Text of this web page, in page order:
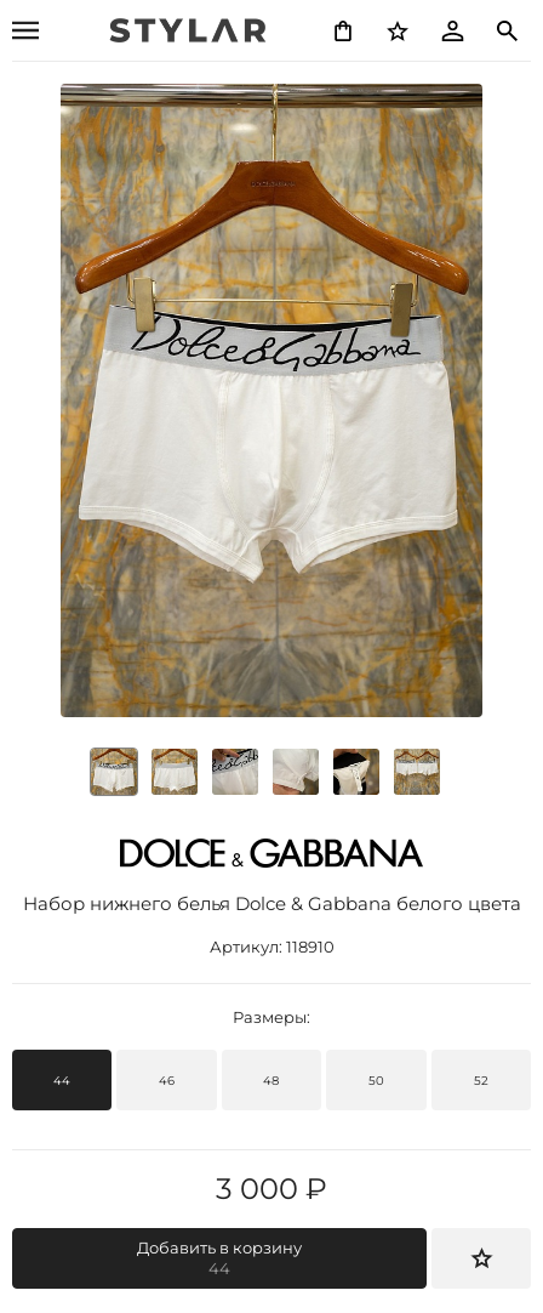
Набор нижнего белья Dolce & Gabbana белого цвета
Артикул: 118910
Размеры:
44 46 48 50 52
3 000 ₽
Добавить в корзину
44